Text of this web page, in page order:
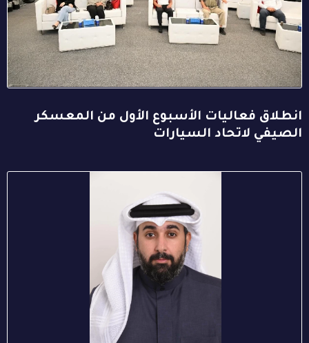
انطلاق فعاليات الأسبوع الأول من المعسكر
الصيفي لاتحاد السيارات